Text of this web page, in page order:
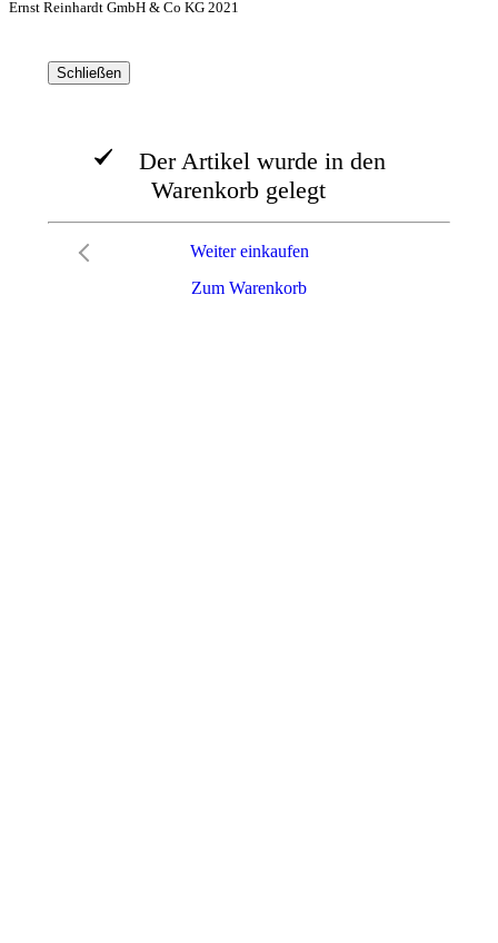
Ernst Reinhardt GmbH & Co KG 2021
Schließen
Der Artikel wurde in den
Warenkorb gelegt
Zum Warenkorb
Weiter einkaufen